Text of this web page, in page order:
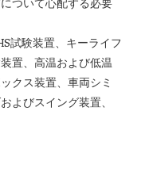
試験装置、キーライフ
置、高温および低温
クス装置、車両シミ
よびスイング装置、